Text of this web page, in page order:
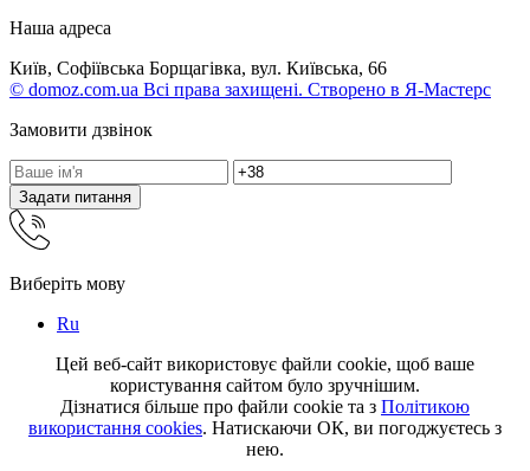
Наша адреса
Київ, Софіївська Борщагівка, вул. Київська, 66
© domoz.com.ua Всі права захищені. Створено в Я-Мастерс
Замовити дзвінок
Задати питання
Виберіть мову
Ru
Цей веб-сайт використовує файли cookie, щоб ваше
користування сайтом було зручнішим.
Дізнатися більше про файли cookie та з Політикою
використання cookies. Натискаючи ОК, ви погоджуєтесь з
нею.